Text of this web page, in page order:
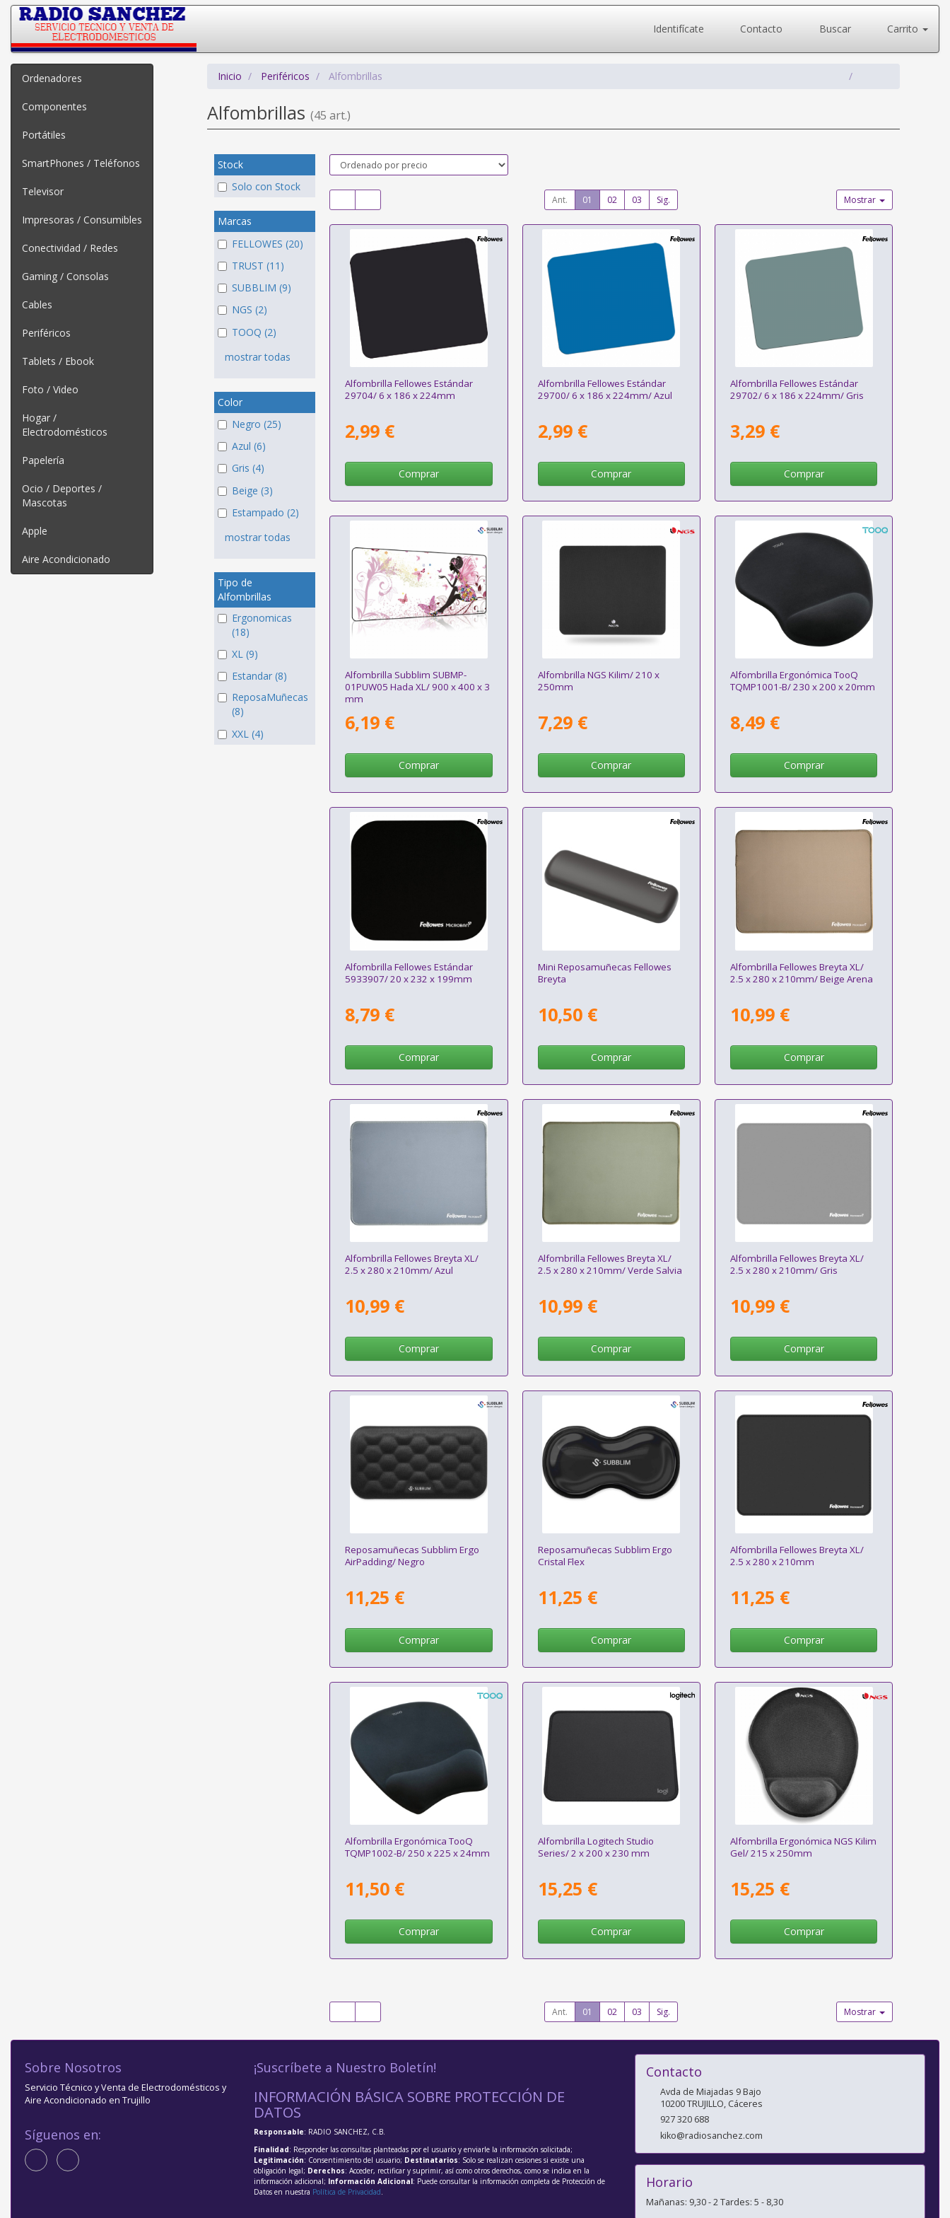
Identifícate Contacto Buscar Carrito
Ordenadores
Componentes
Portátiles
SmartPhones / Teléfonos
Televisor
Impresoras / Consumibles
Conectividad / Redes
Gaming / Consolas
Cables
Periféricos
Tablets / Ebook
Foto / Video
Hogar /
Electrodomésticos
Papelería
Ocio / Deportes /
Mascotas
Apple
Aire Acondicionado
Inicio Periféricos Alfombrillas
Alfombrillas (45 art.)
Stock
Solo con Stock
Marcas
FELLOWES (20)
TRUST (11)
SUBBLIM (9)
NGS (2)
TOOQ (2)
mostrar todas
Color
Negro (25)
Azul (6)
Gris (4)
Beige (3)
Estampado (2)
mostrar todas
Tipo de
Alfombrillas
Ergonomicas
(18)
XL (9)
Estandar (8)
ReposaMuñecas
(8)
XXL (4)
Ant. 01 02 03 Sig. Mostrar
Alfombrilla Fellowes Estándar
29704/ 6 x 186 x 224mm
2,99 €
Comprar
Alfombrilla Fellowes Estándar
29700/ 6 x 186 x 224mm/ Azul
2,99 €
Comprar
Alfombrilla Fellowes Estándar
29702/ 6 x 186 x 224mm/ Gris
3,29 €
Comprar
Alfombrilla Subblim SUBMP-
01PUW05 Hada XL/ 900 x 400 x 3
mm
6,19 €
Comprar
Alfombrilla NGS Kilim/ 210 x
250mm
7,29 €
Comprar
Alfombrilla Ergonómica TooQ
TQMP1001-B/ 230 x 200 x 20mm
8,49 €
Comprar
Alfombrilla Fellowes Estándar
5933907/ 20 x 232 x 199mm
8,79 €
Comprar
Mini Reposamuñecas Fellowes
Breyta
10,50 €
Comprar
Alfombrilla Fellowes Breyta XL/
2.5 x 280 x 210mm/ Beige Arena
10,99 €
Comprar
Alfombrilla Fellowes Breyta XL/
2.5 x 280 x 210mm/ Azul
10,99 €
Comprar
Alfombrilla Fellowes Breyta XL/
2.5 x 280 x 210mm/ Verde Salvia
10,99 €
Comprar
Alfombrilla Fellowes Breyta XL/
2.5 x 280 x 210mm/ Gris
10,99 €
Comprar
Reposamuñecas Subblim Ergo
AirPadding/ Negro
11,25 €
Comprar
Reposamuñecas Subblim Ergo
Cristal Flex
11,25 €
Comprar
Alfombrilla Fellowes Breyta XL/
2.5 x 280 x 210mm
11,25 €
Comprar
Alfombrilla Ergonómica TooQ
TQMP1002-B/ 250 x 225 x 24mm
11,50 €
Comprar
Alfombrilla Logitech Studio
Series/ 2 x 200 x 230 mm
15,25 €
Comprar
Alfombrilla Ergonómica NGS Kilim
Gel/ 215 x 250mm
15,25 €
Comprar
Ant. 01 02 03 Sig. Mostrar
Sobre Nosotros
Servicio Técnico y Venta de Electrodomésticos y
Aire Acondicionado en Trujillo
Síguenos en:
¡Suscríbete a Nuestro Boletín!
INFORMACIÓN BÁSICA SOBRE PROTECCIÓN DE
DATOS
Responsable: RADIO SANCHEZ, C.B.
Finalidad: Responder las consultas planteadas por el usuario y enviarle la información solicitada;
Legitimación: Consentimiento del usuario; Destinatarios: Solo se realizan cesiones si existe una
obligación legal; Derechos: Acceder, rectificar y suprimir, así como otros derechos, como se indica en la
información adicional; Información Adicional: Puede consultar la información completa de Protección de
Datos en nuestra Política de Privacidad.
Contacto
Avda de Miajadas 9 Bajo
10200TRUJILLO, Cáceres
927 320 688
kiko@radiosanchez.com
Horario
Mañanas: 9,30 - 2 Tardes: 5 - 8,30